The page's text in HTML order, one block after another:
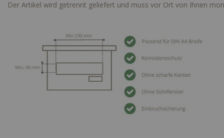
Der Artikel wird getrennt geliefert und muss vor Ort von Ihnen